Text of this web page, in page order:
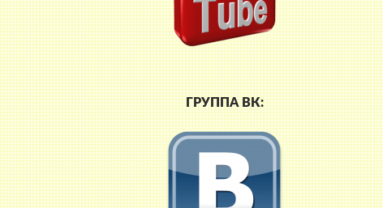
ГРУППА ВК: